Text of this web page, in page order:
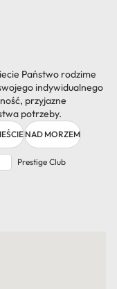
Państwo rodzime
indywidualnego
przyjazne
potrzeby.
NAD MORZEM
Prestige Club